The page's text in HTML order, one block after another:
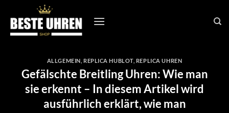
Inhalt
springen
ALLGEMEIN REPLICA HUBLOT, REPLICA UHREN
Gefälschte Breitling Uhren: Wie man
sie erkennt – In diesem Artikel wird
ausführlich erklärt, wie man